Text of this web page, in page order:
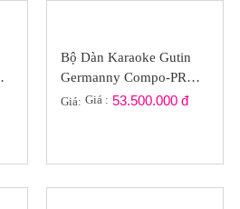
Bộ Dàn Karaoke Gutin
Germanny Compo-PRO
GT2022-023
Giá: Giá : 53.500.000 đ